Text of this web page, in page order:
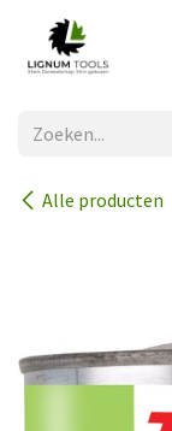
Overslaan naar inhoud
Alle producten